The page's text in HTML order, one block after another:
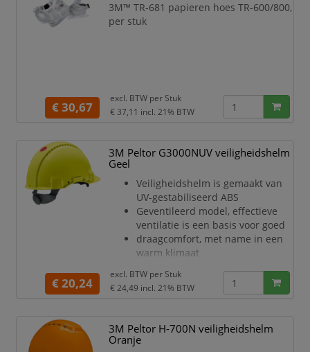
3M™ TR-681 papieren hoes TR-600/800,
per stuk
€ 30,67
excl. BTW per Stuk
€ 37,11 incl. 21% BTW
3M Peltor G3000NUV veiligheidshelm
Geel
Veiligheidshelm is gemaakt van
UV-gestabiliseerd ABS
Geventileerd model, effectieve
ventilatie is een basis voor goed
draagcomfort, met name in een
warm klimaat
kunststof zweetband voor meer
comfort en
Helm is voorzien van een 4-punts
textielen binnenwerk
€ 20,24
excl. BTW per Stuk
€ 24,49 incl. 21% BTW
3M Peltor H-700N veiligheidshelm
Oranje